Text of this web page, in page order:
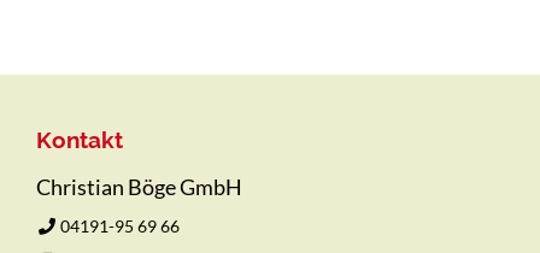
Kontakt
Christian Böge GmbH
04191-95 69 66